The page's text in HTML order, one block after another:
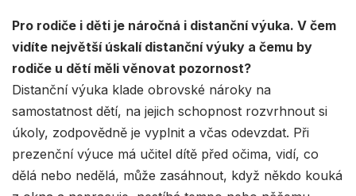
Pro rodiče i děti je náročná i distanční výuka. V čem
vidíte největší úskalí distanční výuky a čemu by
rodiče u dětí měli věnovat pozornost?
Distanční výuka klade obrovské nároky na
samostatnost dětí, na jejich schopnost rozvrhnout si
úkoly, zodpovědně je vyplnit a včas odevzdat. Při
prezenční výuce má učitel dítě před očima, vidí, co
dělá nebo nedělá, může zasáhnout, když někdo kouká